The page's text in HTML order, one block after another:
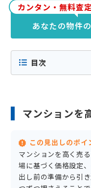
カンタン・無料査定
あなたの物件
目次
マンションを
この見出しのポイ
マンションを高く売
場に基づく価格設定
出し前の準備から引